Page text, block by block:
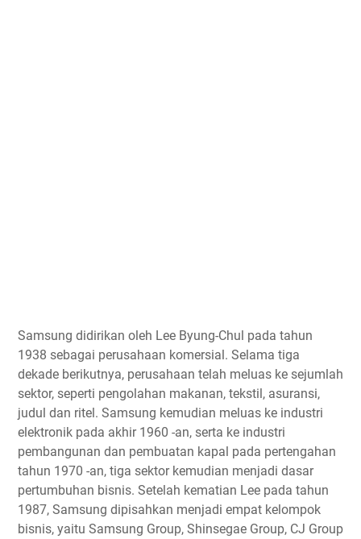
Samsung didirikan oleh Lee Byung-Chul pada tahun
1938 sebagai perusahaan komersial. Selama tiga
dekade berikutnya, perusahaan telah meluas ke sejumlah
sektor, seperti pengolahan makanan, tekstil, asuransi,
judul dan ritel. Samsung kemudian meluas ke industri
elektronik pada akhir 1960 -an, serta ke industri
pembangunan dan pembuatan kapal pada pertengahan
tahun 1970 -an, tiga sektor kemudian menjadi dasar
pertumbuhan bisnis. Setelah kematian Lee pada tahun
1987, Samsung dipisahkan menjadi empat kelompok
bisnis, yaitu Samsung Group, Shinsegae Group, CJ Group